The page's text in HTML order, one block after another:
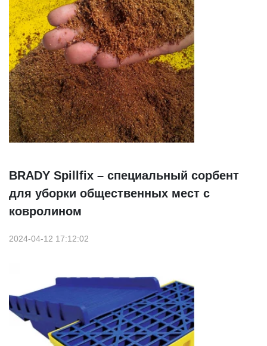
BRADY Spillfix – специальный сорбент
для уборки общественных мест с
ковролином
2024-04-12 17:12:02